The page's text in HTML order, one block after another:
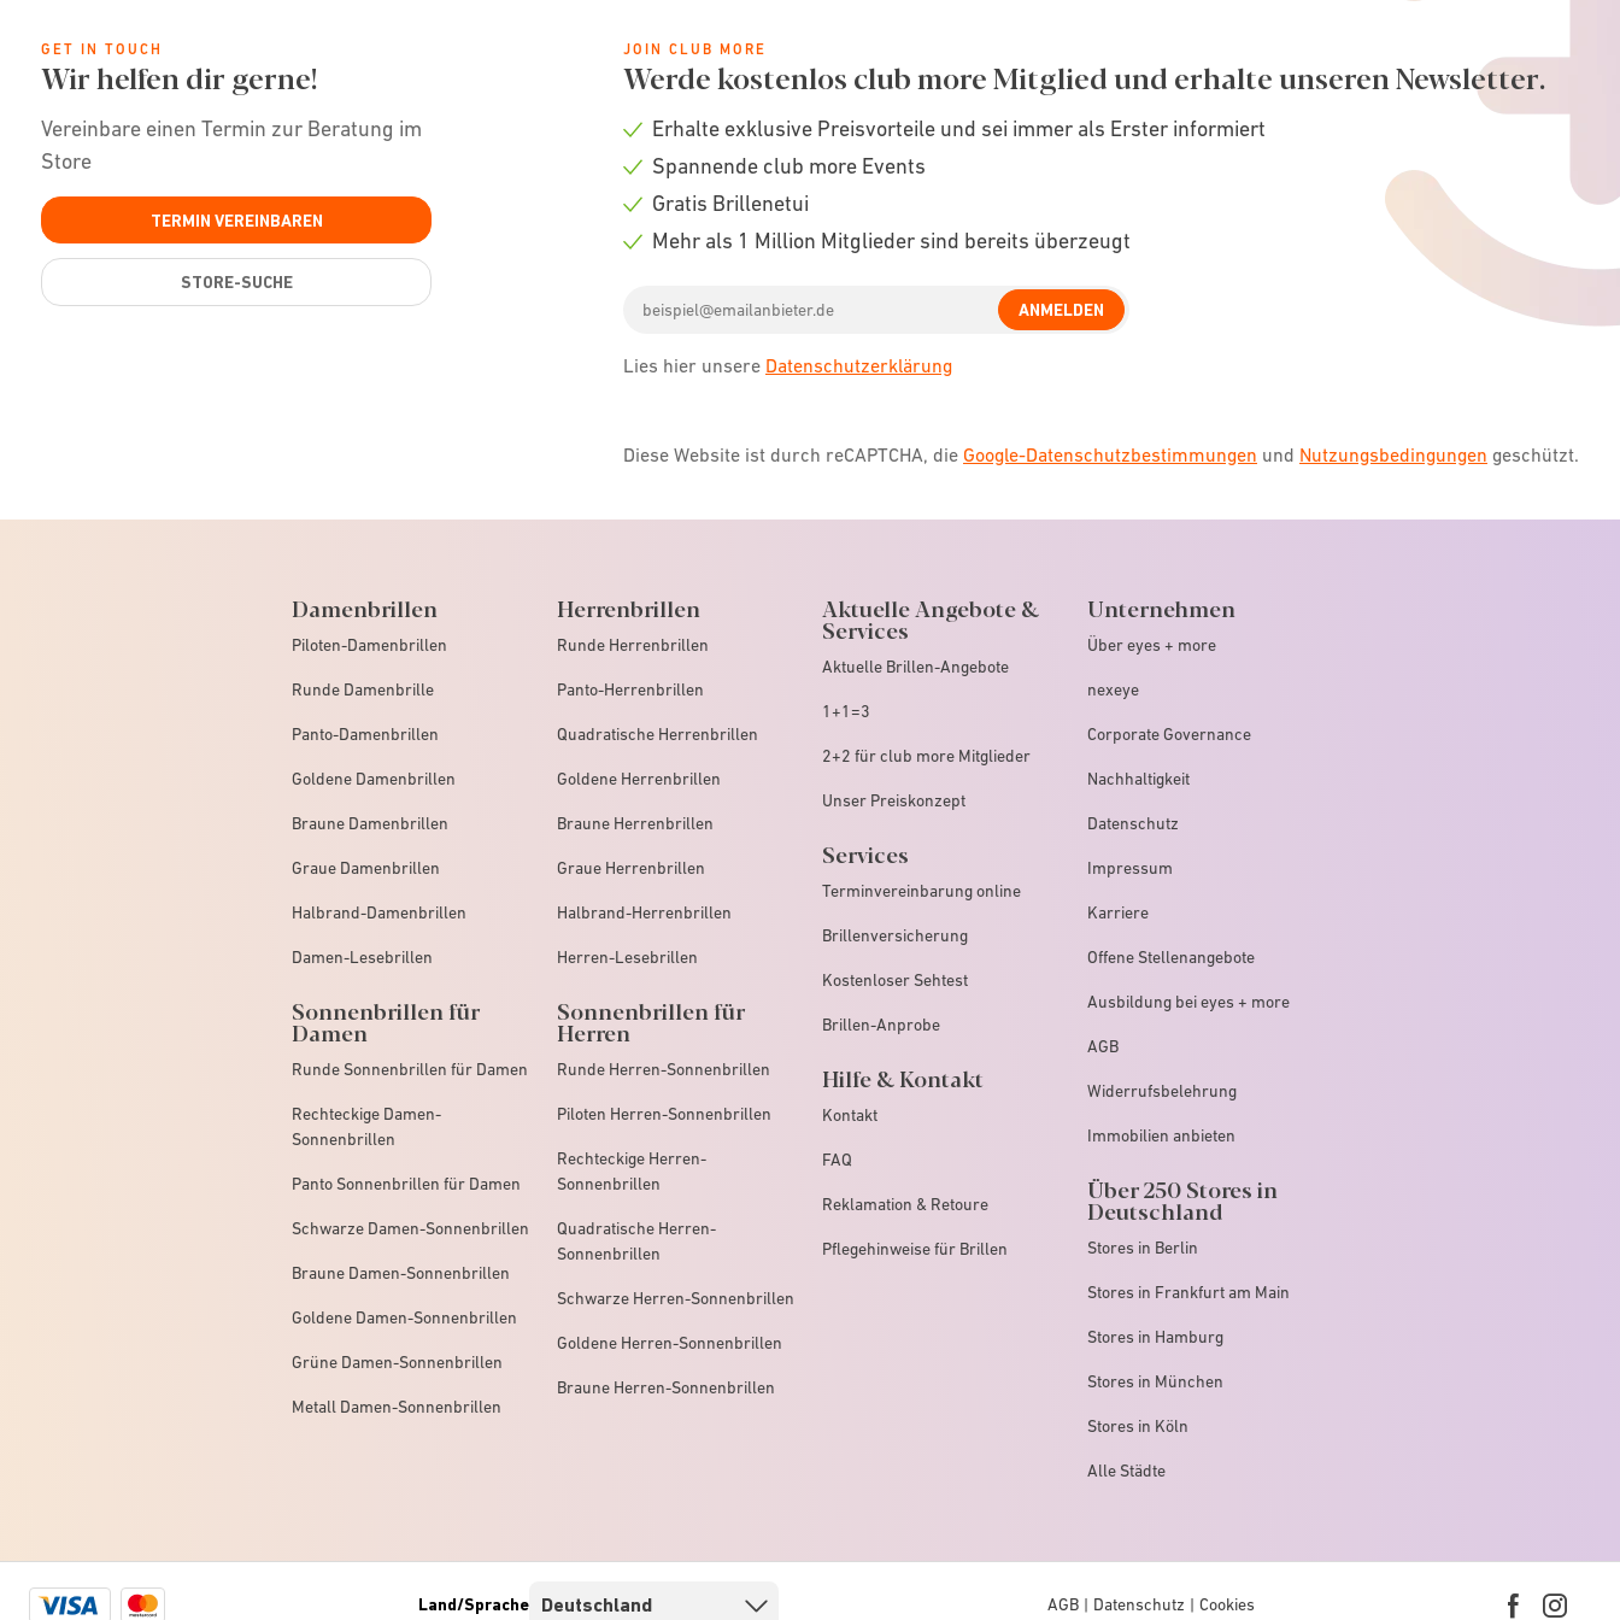
GET IN TOUCH
Wir helfen dir gerne!
Vereinbare einen Termin zur Beratung im
Store
TERMIN VEREINBAREN
STORE-SUCHE
JOIN CLUB MORE
Werde kostenlos club more Mitglied und erhalte unseren Newsletter.
Check
Erhalte exklusive Preisvorteile und sei immer als Erster informiert
Check
Spannende club more Events
Check
Gratis Brillenetui
Mehr als 1 Million Mitglieder sind bereits überzeugt
address
ANMELDEN
Lies hier unsere Datenschutzerklärung
Diese Website ist durch reCAPTCHA, die Google-Datenschutzbestimmungen und Nutzungsbedingungen geschützt.
Damenbrillen
Piloten-Damenbrillen
Runde Damenbrille
Panto-Damenbrillen
Goldene Damenbrillen
Braune Damenbrillen
Graue Damenbrillen
Halbrand-Damenbrillen
Damen-Lesebrillen
Sonnenbrillen für
Damen
Runde Sonnenbrillen für Damen
Rechteckige Damen-
Sonnenbrillen
Panto Sonnenbrillen für Damen
Schwarze Damen-Sonnenbrillen
Braune Damen-Sonnenbrillen
Goldene Damen-Sonnenbrillen
Grüne Damen-Sonnenbrillen
Metall Damen-Sonnenbrillen
Herrenbrillen
Runde Herrenbrillen
Panto-Herrenbrillen
Quadratische Herrenbrillen
Goldene Herrenbrillen
Braune Herrenbrillen
Graue Herrenbrillen
Halbrand-Herrenbrillen
Herren-Lesebrillen
Sonnenbrillen für
Herren
Runde Herren-Sonnenbrillen
Piloten Herren-Sonnenbrillen
Rechteckige Herren-
Sonnenbrillen
Quadratische Herren-
Sonnenbrillen
Schwarze Herren-Sonnenbrillen
Goldene Herren-Sonnenbrillen
Braune Herren-Sonnenbrillen
Aktuelle Angebote &
Services
Aktuelle Brillen-Angebote
1+1=3
2+2 für club more Mitglieder
Unser Preiskonzept
Services
Terminvereinbarung online
Brillenversicherung
Kostenloser Sehtest
Brillen-Anprobe
Hilfe & Kontakt
Kontakt
FAQ
Reklamation & Retoure
Pflegehinweise für Brillen
Unternehmen
Über eyes + more
nexeye
Corporate Governance
Nachhaltigkeit
Datenschutz
Impressum
Karriere
Offene Stellenangebote
Ausbildung bei eyes + more
AGB
Widerrufsbelehrung
Immobilien anbieten
Über 250 Stores in
Deutschland
Stores in Berlin
Stores in Frankfurt am Main
Stores in Hamburg
Stores in München
Stores in Köln
Alle Städte
Visa
Mastercard
Land/Sprache AGB Datenschutz Cookies